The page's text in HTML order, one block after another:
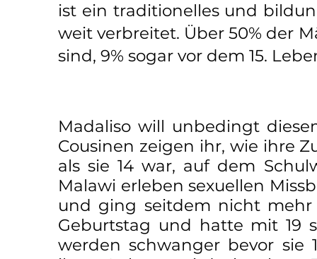
ist ein traditionelles und
weit verbreitet. Über 50% der
sind, 9% sogar vor dem 15.
Madaliso will unbedingt
Cousinen zeigen ihr, wie ihre
als sie 14 war, auf dem
Malawi erleben sexuellen
und ging seitdem nicht mehr
Geburtstag und hatte mit 19
werden schwanger bevor sie